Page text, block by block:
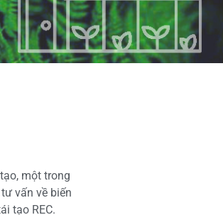
một trong
vấn về biến
tạo REC.